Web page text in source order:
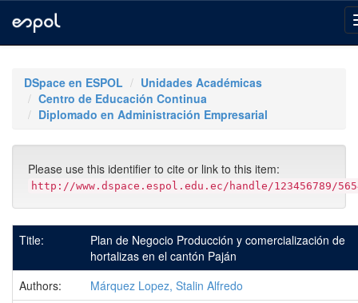
navigationDSpace en ESPOL
Unidades Académicas
Centro de Educación Continua
Diplomado en Administración Empresarial
Please use this identifier to cite or link to this item:
http://www.dspace.espol.edu.ec/handle/123456789/
Title:
Plan de Negocio Producción y comercialización de
hortalizas en el cantón Paján
Authors:
Márquez Lopez, Stalin Alfredo